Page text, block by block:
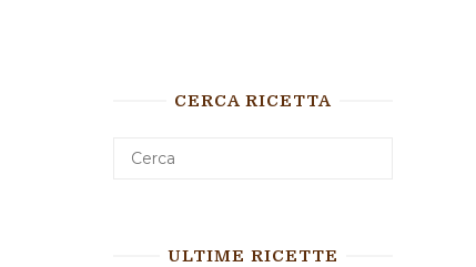
CERCA RICETTA
ULTIME RICETTE